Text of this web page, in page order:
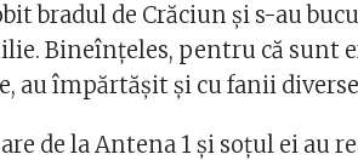
bradul de Crăciun și s-au
Bineînțeles, pentru că sunt
au împărtășit și cu fanii
de la Antena 1 și soțul ei au